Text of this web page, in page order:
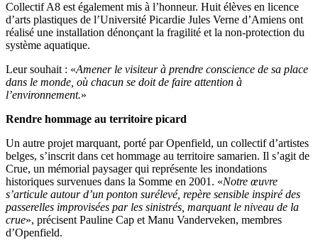
Collectif A8 est également mis à l’honneur. Huit élèves en licence
d’arts plastiques de l’Université Picardie Jules Verne d’Amiens ont
réalisé une installation dénonçant la fragilité et la non-protection du
système aquatique.
Leur souhait : «Amener le visiteur à prendre conscience de sa place
dans le monde, où chacun se doit de faire attention à
l’environnement.»
Rendre hommage au territoire picard
Un autre projet marquant, porté par Openfield, un collectif d’artistes
belges, s’inscrit dans cet hommage au territoire samarien. Il s’agit de
Crue, un mémorial paysager qui représente les inondations
historiques survenues dans la Somme en 2001. «Notre œuvre
s’articule autour d’un ponton surélevé, repère sensible inspiré des
passerelles improvisées par les sinistrés, marquant le niveau de la
crue», précisent Pauline Cap et Manu Vanderveken, membres
d’Openfield.